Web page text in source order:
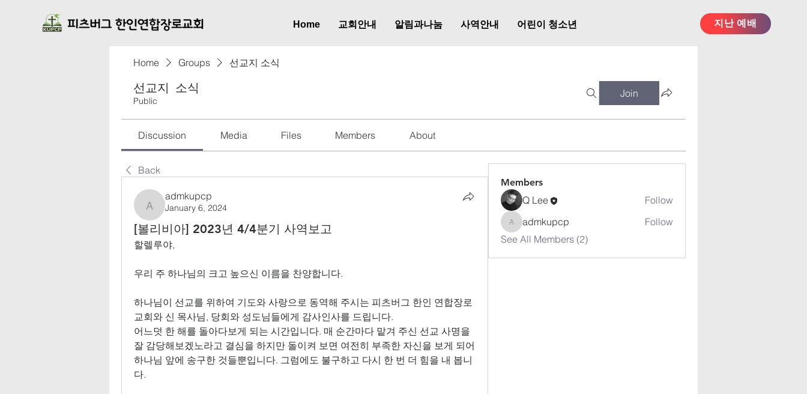
지난 예배
Home 교회안내 알림과나눔 사역안내 어린이 청소년
Home Groups 선교지 소식
선교지 소식
Public
Join
Discussion Media Files Members About
Back
admkupcp
admkupcp
January 6, 2024
[볼리비아] 2023년 4/4분기 사역보고
할렐루야,
우리 주 하나님의 크고 높으신 이름을 찬양합니다.
하나님이 선교를 위하여 기도와 사랑으로 동역해 주시는 피츠버그 한인 연합장로
교회와 신 목사님, 당회와 성도님들에게 감사인사를 드립니다.
어느덧 한 해를 돌아다보게 되는 시간입니다. 매 순간마다 맡겨 주신 선교 사명을
잘 감당해보겠노라고 결심을 하지만 돌이켜 보면 여전히 부족한 자신을 보게 되어
하나님 앞에 송구한 것들뿐입니다. 그럼에도 불구하고 다시 한 번 더 힘을 내 봅니
다.
Members
Q Lee Follow
admkupcp
admkupcp
Follow
See All Members (2)